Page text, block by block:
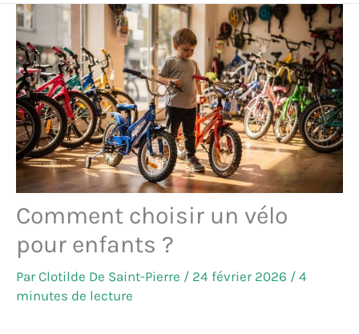
Comment choisir un vélo
pour enfants ?
ParClotilde De Saint-Pierre / 24 février 2026 / 4
minutes de lecture